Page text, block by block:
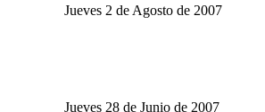
Jueves 2 de Agosto de 2007
Jueves 28 de Junio de 2007